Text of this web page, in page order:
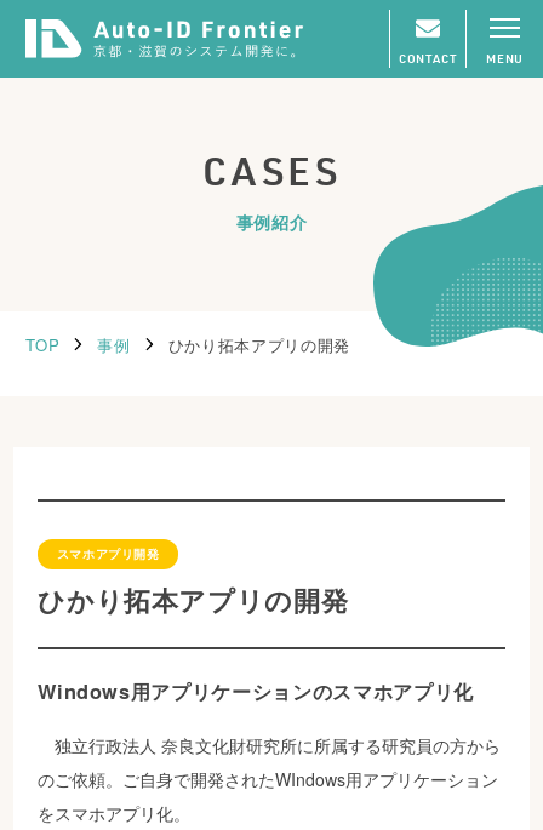
CONTACT MENU
CASES
事例紹介
TOP 事例 ひかり拓本アプリの開発
スマホアプリ開発
ひかり拓本アプリの開発
Windows用アプリケーションのスマホアプリ化
独立行政法人 奈良文化財研究所に所属する研究員の方から
のご依頼。ご自身で開発されたWIndows用アプリケーション
をスマホアプリ化。